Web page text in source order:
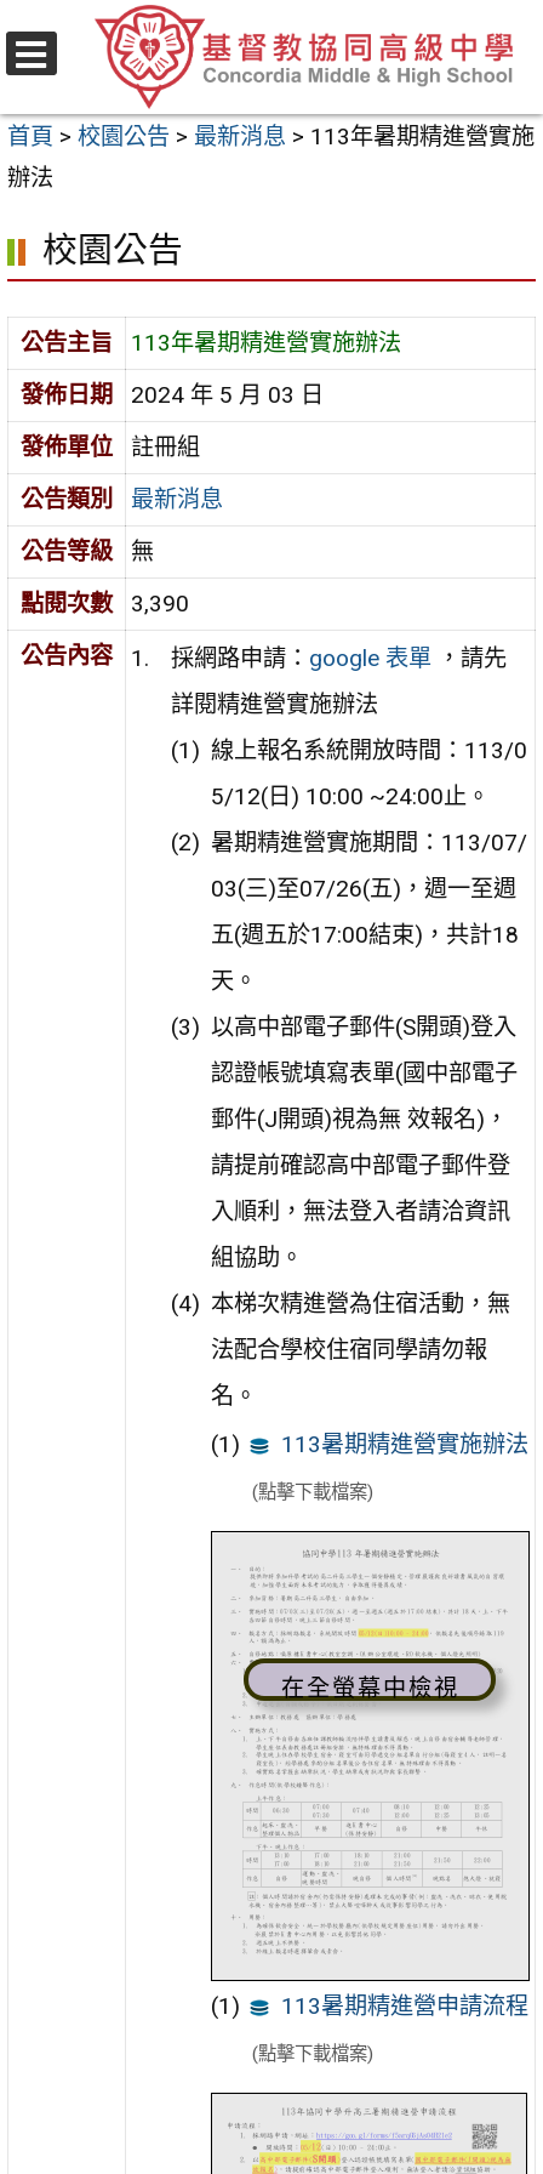
至
要
內
區
首頁 > 校園公告 > 最新消息 > 113年暑期精進營實施
辦法
校園公告
公告主旨
113年暑期精進營實施辦法
發佈日期
2024 年 5 月 03 日
發佈單位
註冊組
公告類別
最新消息
公告等級
無
點閱次數
3,390
公告內容
採網路申請： google 表單，請先
詳閱精進營實施辦法
線上報名系統開放時間：113/0
5/12(日) 10:00 ~24:00止。
暑期精進營實施期間：113/07/
03(三)至07/26(五)，週一至週
五(週五於17:00結束)，共計18
天。
以高中部電子郵件(S開頭)登入
認證帳號填寫表單(國中部電子
郵件(J開頭)視為無 效報名)，
請提前確認高中部電子郵件登
入順利，無法登入者請洽資訊
組協助。
本梯次精進營為住宿活動，無
法配合學校住宿同學請勿報
名。
113暑期精進營實施辦法
(點擊下載檔案)
在全螢幕中檢視
113暑期精進營申請流程
(點擊下載檔案)
選
單